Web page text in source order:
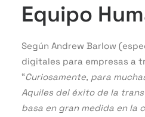
Equipo
Según Andrew Barlow
digitales para empresas a
“Curiosamente, para
Aquiles del éxito de la
basa en gran medida en la